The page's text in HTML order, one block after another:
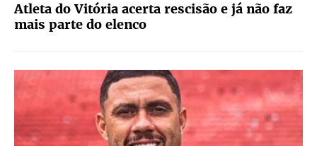
Atleta do Vitória acerta rescisão e já não faz
mais parte do elenco